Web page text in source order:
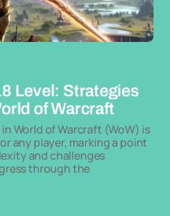
Level: Strategies
of Warcraft
World of Warcraft (WoW) is
any player, marking a point
and challenges
through the